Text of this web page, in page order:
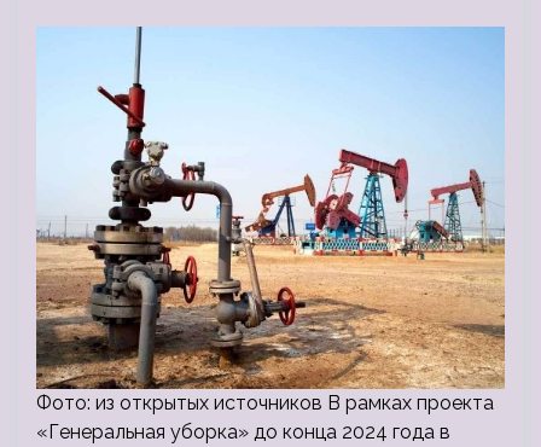
Фото: из открытых источников В рамках проекта
«Генеральная уборка» до конца 2024 года в